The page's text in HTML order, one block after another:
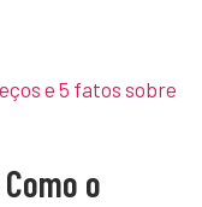
e 5 fatos sobre
o